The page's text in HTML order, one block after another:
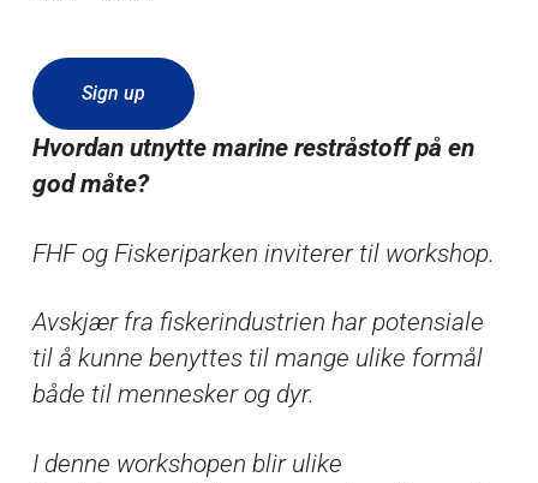
Sign up
Hvordan utnytte marine restråstoff på en
god måte?
FHF og Fiskeriparken inviterer til workshop.
Avskjær fra fiskerindustrien har potensiale
til å kunne benyttes til mange ulike formål
både til mennesker og dyr.
I denne workshopen blir ulike